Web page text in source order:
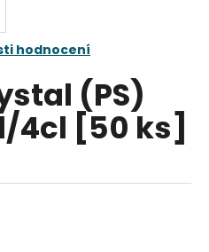
hodnocení
(PS)
4cl [50 ks]